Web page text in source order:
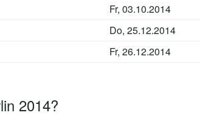
Fr, 03.10.2014
Do, 25.12.2014
Fr, 26.12.2014
2014?